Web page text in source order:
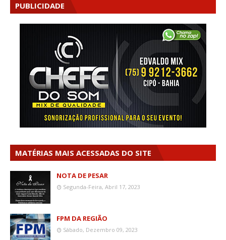
PUBLICIDADE
MATÉRIAS MAIS ACESSADAS DO SITE
NOTA DE PESAR
Segunda-Feira, Abril 17, 2023
FPM DA REGIÃO
Sábado, Dezembro 09, 2023